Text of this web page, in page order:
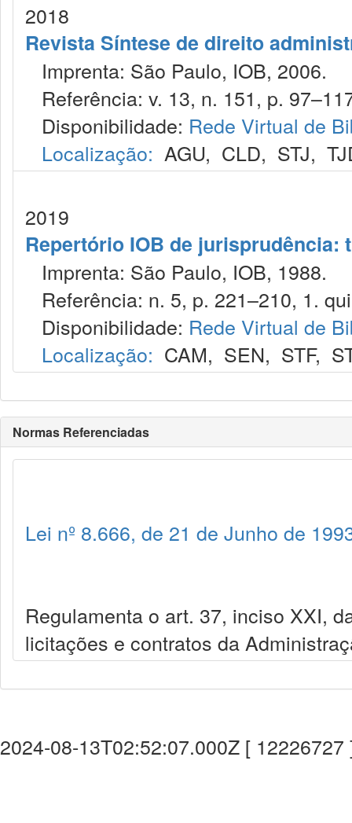
2018
Revista Síntese de direito
Imprenta: São Paulo, IOB, 2006.
Referência: v. 13, n. 151, p.
Disponibilidade: Rede Virtual de
Localização: AGU, CLD, STJ,
2019
Repertório IOB de
Imprenta: São Paulo, IOB, 1988.
Referência: n. 5, p. 221–210, 1.
Disponibilidade: Rede Virtual de
Localização: CAM, SEN, STF,
Normas Referenciadas
Lei nº 8.666, de 21 de Junho de
Regulamenta o art. 37, inciso XXI,
licitações e contratos da
2024-08-13T02:52:07.000Z [ 12226727